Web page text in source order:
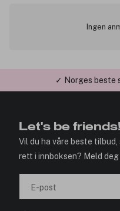
Ingen
✓ Norges beste
Let's be friends!
Vil du ha våre beste
rett i innboksen? Meld
E-post